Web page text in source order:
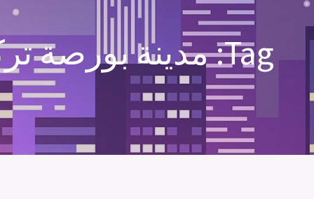
Tag: مدينة بورصة